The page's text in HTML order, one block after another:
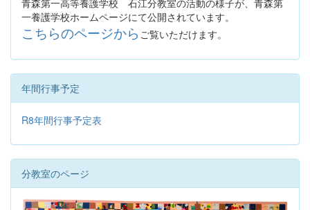
青森第一高等養護学校 石江分教室の活動の様子が、青森第
一養護学校ホームページにて公開されています。
こちらのページから ご覧いただけます。
年間行事予定
R8年間行事予定表
分教室のページ